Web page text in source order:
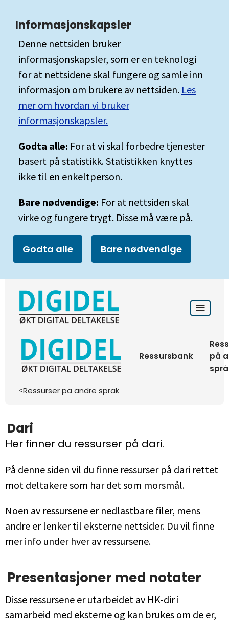
Informasjonskapsler
Denne nettsiden bruker
informasjonskapsler, som er en teknologi
for at nettsidene skal fungere og samle inn
informasjon om brukere av nettsiden. Les
mer om hvordan vi bruker
informasjonskapsler.
Godta alle: For at vi skal forbedre tjenester
basert på statistikk. Statistikken knyttes
ikke til en enkeltperson.
Bare nødvendige: For at nettsiden skal
virke og fungere trygt. Disse må være på.
Godta alle Bare nødvendige
Ressursbank
på
>Ressurser pa andre sprak
Dari
Her finner du ressurser på dari.
På denne siden vil du finne ressurser på dari rettet
mot deltakere som har det som morsmål.
Noen av ressursene er nedlastbare filer, mens
andre er lenker til eksterne nettsider. Du vil finne
mer info under hver av ressursene.
Presentasjoner med notater
Disse ressursene er utarbeidet av HK-dir i
samarbeid med eksterne og kan brukes om de er,